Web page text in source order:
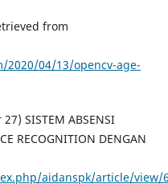
from
2020/04/13/opencv-age-
SISTEM ABSENSI
RECOGNITION DENGAN
aidanspk/article/view/